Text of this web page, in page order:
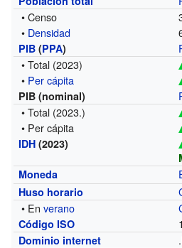
• Censo
• Densidad
PIB (PPA)
• Total (2023)
• Per cápita
PIB (nominal)
• Total (2023.)
• Per cápita
IDH (2023)
Moneda
Huso horario
• Enverano
Código ISO
Dominio internet